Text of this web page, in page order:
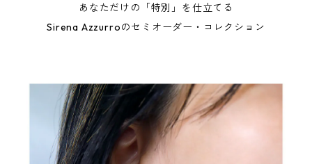
あなただけの「特別」を仕立てる
Sirena Azzurroのセミオーダー・コレクション